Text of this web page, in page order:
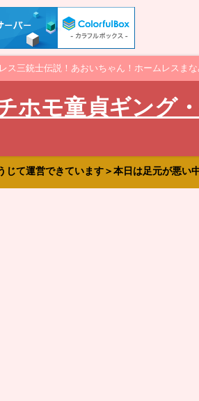
三銃士伝説！あおいちゃん！ホームレスまな
ホモ童貞ギング
て運営できています＞本日は足元が悪い